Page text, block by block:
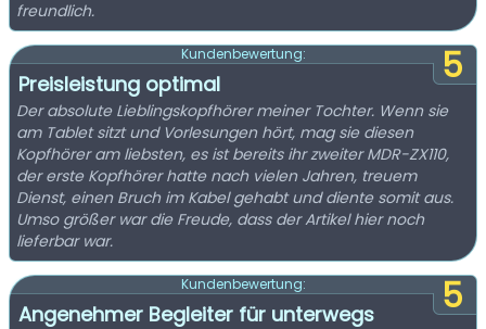
freundlich.
5
Kundenbewertung:
Preisleistung optimal
Der absolute Lieblingskopfhörer meiner Tochter. Wenn sie
am Tablet sitzt und Vorlesungen hört, mag sie diesen
Kopfhörer am liebsten, es ist bereits ihr zweiter MDR-ZX110,
der erste Kopfhörer hatte nach vielen Jahren, treuem
Dienst, einen Bruch im Kabel gehabt und diente somit aus.
Umso größer war die Freude, dass der Artikel hier noch
lieferbar war.
5
Kundenbewertung:
Angenehmer Begleiter für unterwegs